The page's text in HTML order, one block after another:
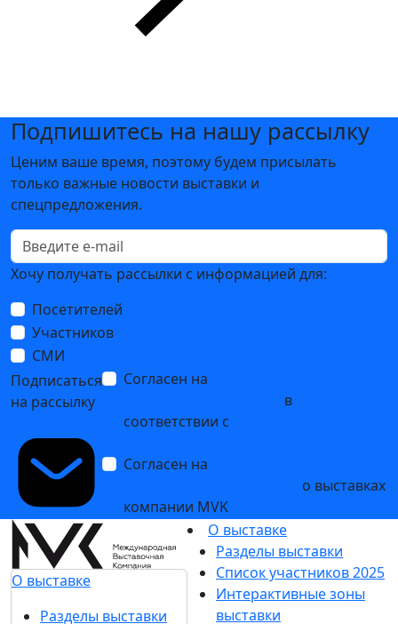
Подпишитесь на нашу рассылку
Ценим ваше время, поэтому будем присылать
только важные новости выставки и
спецпредложения.
Хочу получать рассылки с информацией для:
Посетителей
Участников
СМИ
Подписаться
на рассылку
Согласен на
в
соответствии с
Согласен на
о выставках
компании MVK
О выставке
Разделы выставки
О выставке
Разделы выставки
Список участников 2025
Интерактивные зоны
выставки